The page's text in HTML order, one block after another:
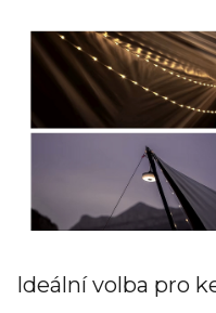
Ideální volba pro